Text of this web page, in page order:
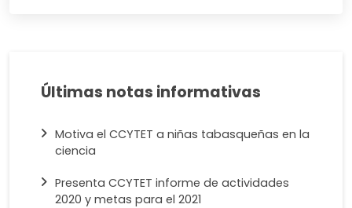
Últimas notas informativas
Motiva el CCYTET a niñas tabasqueñas en la
ciencia
Presenta CCYTET informe de actividades
2020 y metas para el 2021